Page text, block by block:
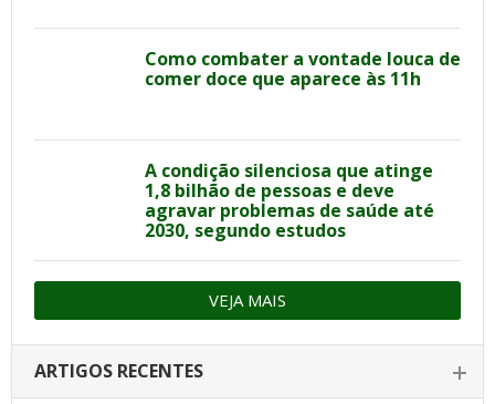
Como combater a vontade louca de
comer doce que aparece às 11h
A condição silenciosa que atinge
1,8 bilhão de pessoas e deve
agravar problemas de saúde até
2030, segundo estudos
VEJA MAIS
ARTIGOS RECENTES